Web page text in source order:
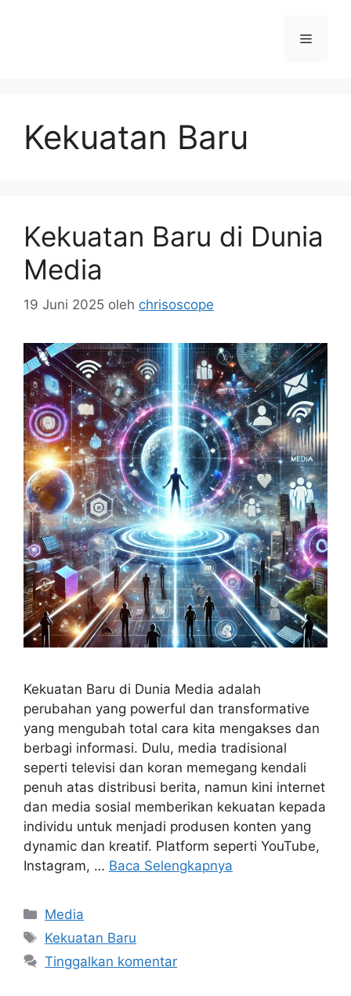
Menu
Kekuatan Baru
Kekuatan Baru di Dunia
Media
19 Juni 2025 oleh chrisoscope
Kekuatan Baru di Dunia Media adalah
perubahan yang powerful dan transformative
yang mengubah total cara kita mengakses dan
berbagi informasi. Dulu, media tradisional
seperti televisi dan koran memegang kendali
penuh atas distribusi berita, namun kini internet
dan media sosial memberikan kekuatan kepada
individu untuk menjadi produsen konten yang
dynamic dan kreatif. Platform seperti YouTube,
Instagram, … Baca Selengkapnya
Kategori
Media
Tag
Kekuatan Baru
Tinggalkan komentar